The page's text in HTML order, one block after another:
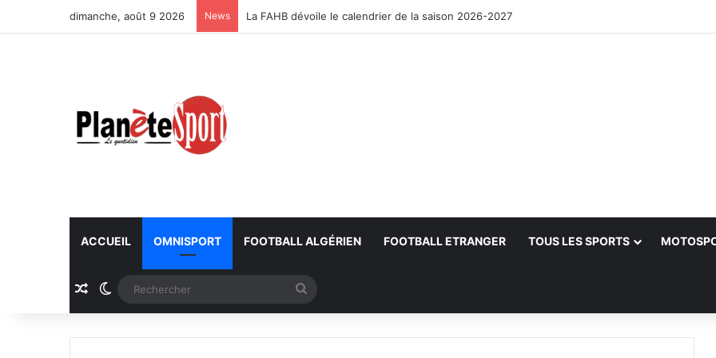
dimanche, août 9 2026 News La FAHB dévoile le calendrier de la saison 2026-2027
ACCUEIL OMNISPORT FOOTBALL ALGÉRIEN FOOTBALL ETRANGER TOUS LES SPORTS
Article Aléatoire
Switch skin